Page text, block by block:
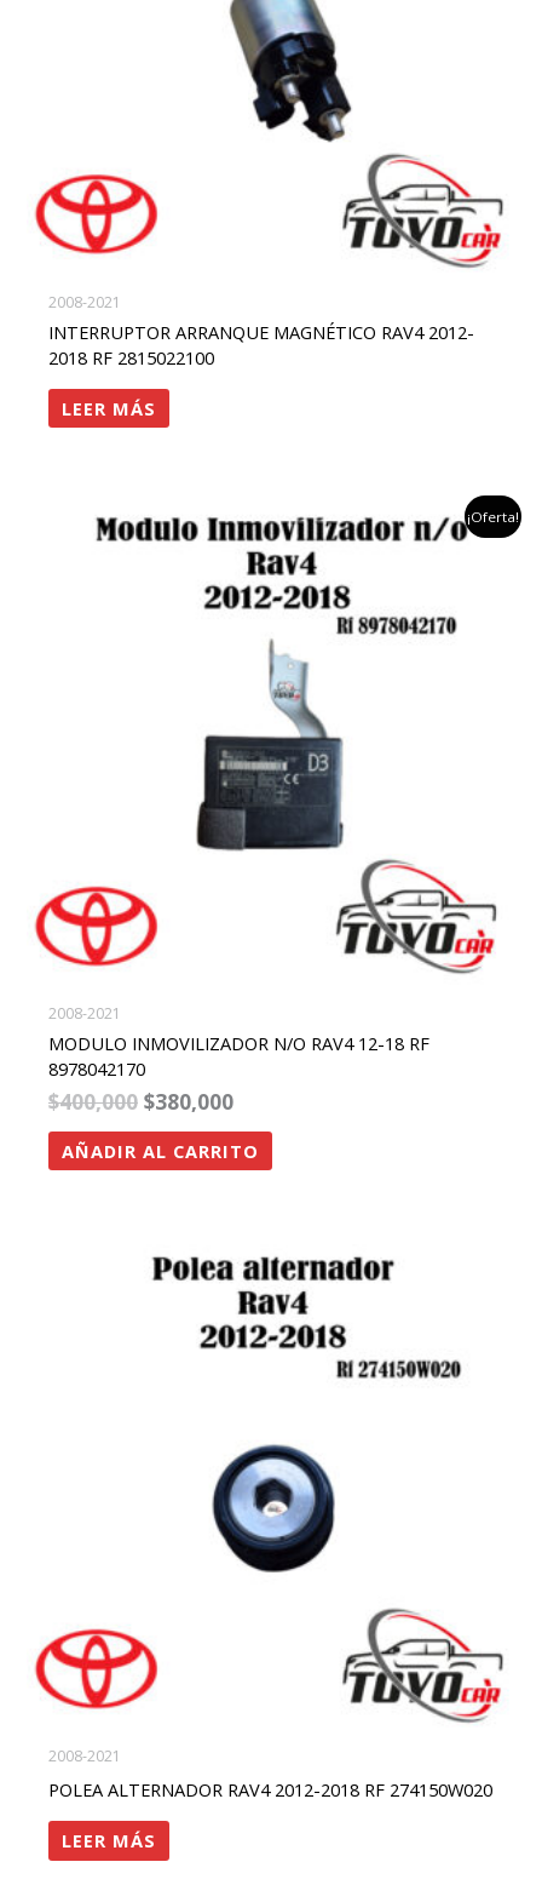
2008-2021
INTERRUPTOR ARRANQUE MAGNÉTICO RAV4 2012-
2018 RF 2815022100
LEER MÁS
¡Oferta!
2008-2021
MODULO INMOVILIZADOR N/O RAV4 12-18 RF
8978042170
$400,000
el
precio
$400,000.
$380,000
precio
actual
es:
$380,000.
AÑADIR AL CARRITO
2008-2021
POLEA ALTERNADOR RAV4 2012-2018 RF 274150W020
LEER MÁS